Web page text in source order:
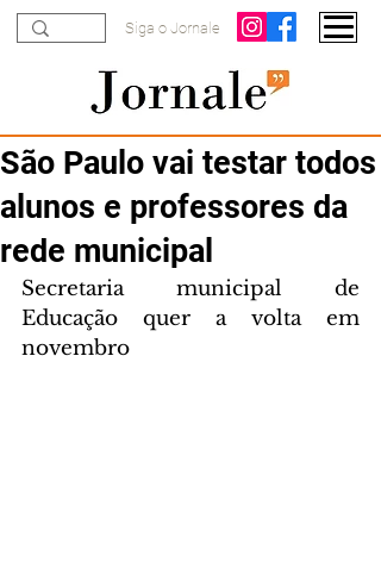
Siga o Jornale
São Paulo vai testar todos
alunos e professores da
rede municipal
Secretaria municipal de
Educação quer a volta em
novembro